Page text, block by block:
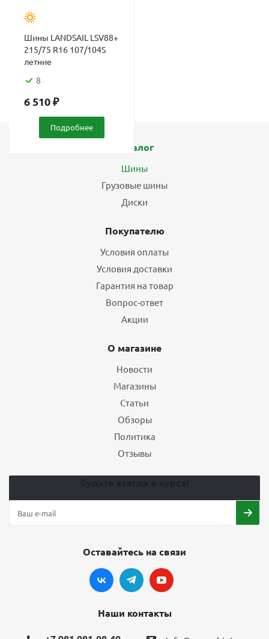
Шины LANDSAIL LSV88+
215/75 R16 107/104S
летние
8
6 510₽
Подробнее
Каталог
Шины
Грузовые шины
Диски
Покупателю
Условия оплаты
Условия доставки
Гарантия на товар
Вопрос-ответ
Акции
О магазине
Новости
Магазины
Статьи
Обзоры
Политика
Отзывы
Оставайтесь на связи
Наши контакты